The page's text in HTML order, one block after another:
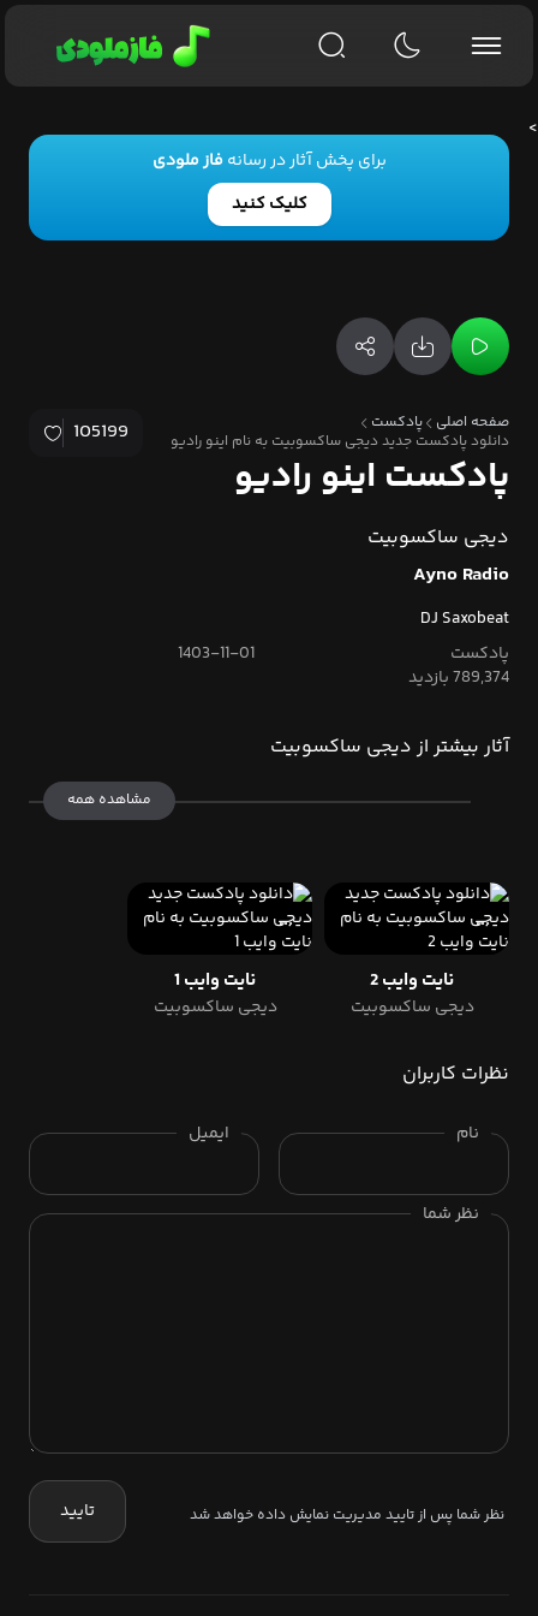
برای پخش آثار در رسانهفاز ملودی
کلیک کنید
صفحه اصلی
پادکست
دانلود پادکست جدید دیجی ساکسوبیت به نام اینو رادیو
105199
پادکست اینو رادیو
دیجی ساکسوبیت
Ayno Radio
DJ Saxobeat
پادکست
1403-11-01
789,374 بازدید
آثار بیشتر از دیجی ساکسوبیت
مشاهده همه
نایت وایب 2
دیجی ساکسوبیت
نایت وایب 1
دیجی ساکسوبیت
نظرات کاربران
نام ایمیل
نظر شما
نظر شما پس از تایید مدیریت نمایش داده خواهد شد تایید
>